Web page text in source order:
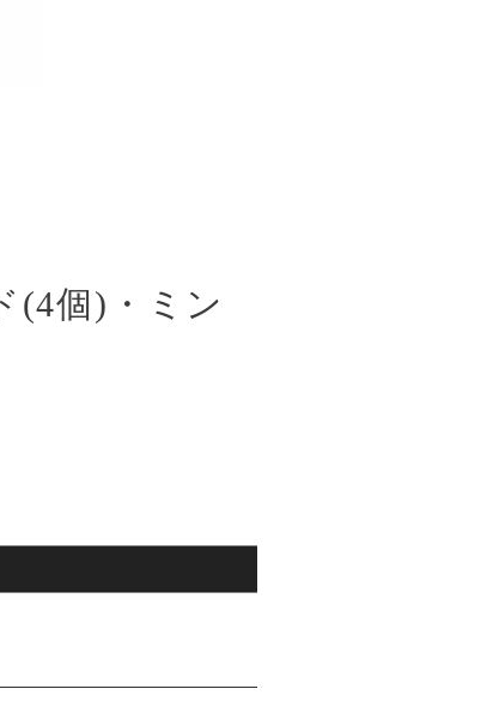
(4個)・ミン